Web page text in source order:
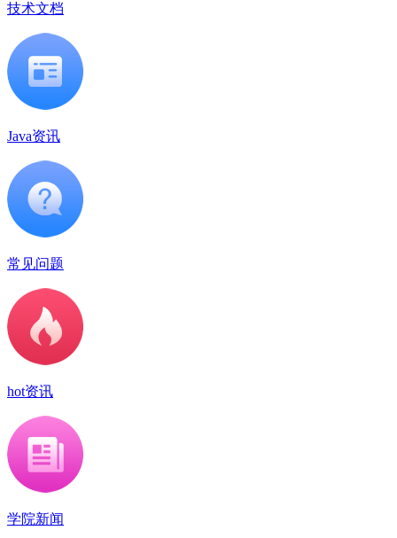
技术文档
Java资讯
常见问题
hot资讯
学院新闻